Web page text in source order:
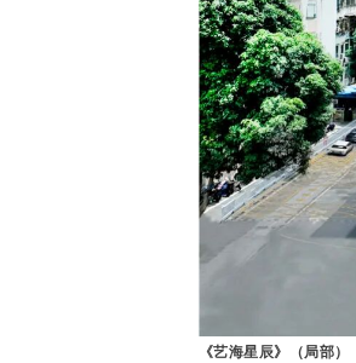
《艺海星辰》（局部）